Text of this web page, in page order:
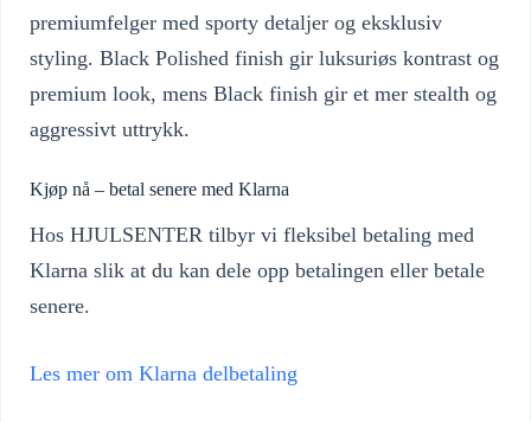
premiumfelger med sporty detaljer og eksklusiv
styling. Black Polished finish gir luksuriøs kontrast og
premium look, mens Black finish gir et mer stealth og
aggressivt uttrykk.
Kjøp nå – betal senere med Klarna
Hos HJULSENTER tilbyr vi fleksibel betaling med
Klarna slik at du kan dele opp betalingen eller betale
senere.
Les mer om Klarna delbetaling